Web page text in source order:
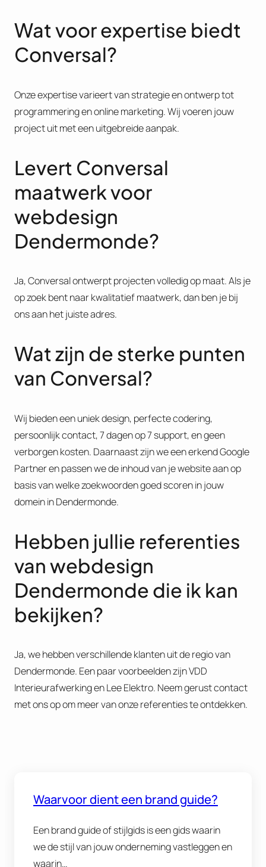
Wat voor expertise biedt
Conversal?
Onze expertise varieert van strategie en ontwerp tot
programmering en online marketing. Wij voeren jouw
project uit met een uitgebreide aanpak​​.
Levert Conversal
maatwerk voor
webdesign
Dendermonde?
Ja, Conversal ontwerpt projecten volledig op maat. Als je
op zoek bent naar kwalitatief maatwerk, dan ben je bij
ons aan het juiste adres​.
Wat zijn de sterke punten
van Conversal?
Wij bieden een uniek design, perfecte codering,
persoonlijk contact, 7 dagen op 7 support, en geen
verborgen kosten. Daarnaast zijn we een erkend Google
Partner en passen we de inhoud van je website aan op
basis van welke zoekwoorden goed scoren in jouw
domein in Dendermonde​.
Hebben jullie referenties
van webdesign
Dendermonde die ik kan
bekijken?
Ja, we hebben verschillende klanten uit de regio van
Dendermonde. Een paar voorbeelden zijn VDD
Interieurafwerking en Lee Elektro. Neem gerust contact
met ons op om meer van onze referenties te ontdekken​.
Waarvoor dient een brand guide?
Een brand guide of stijlgids is een gids waarin
we de stijl van jouw onderneming vastleggen en
waarin…